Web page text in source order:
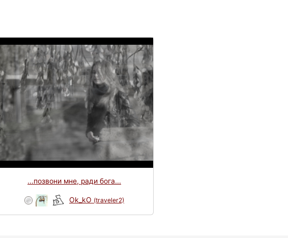
...позвони мне, ради бога...
Ok_kO (traveler2)